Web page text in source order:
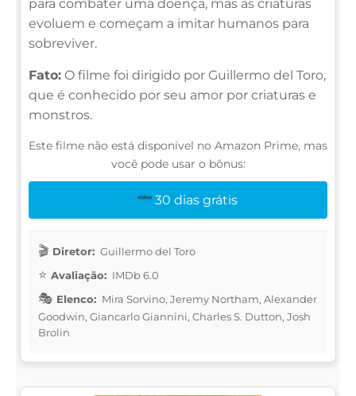
para combater uma doença, mas as criaturas
evoluem e começam a imitar humanos para
sobreviver.
Fato: O filme foi dirigido por Guillermo del Toro,
que é conhecido por seu amor por criaturas e
monstros.
Este filme não está disponível no Amazon Prime, mas
você pode usar o bônus:
30 dias grátis
Diretor: Guillermo del Toro
Avaliação: IMDb 6.0
Elenco: Mira Sorvino, Jeremy Northam, Alexander
Goodwin, Giancarlo Giannini, Charles S. Dutton, Josh
Brolin